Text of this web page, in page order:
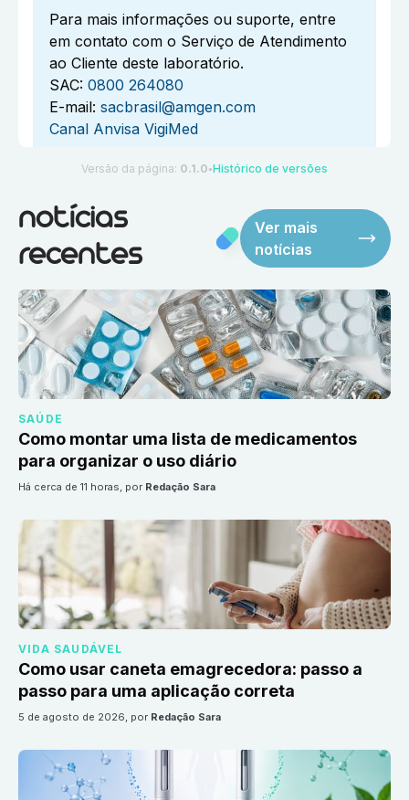
Para mais informações ou suporte, entre
em contato com o Serviço de Atendimento
ao Cliente deste laboratório.
SAC: 0800 264080
E-mail: sacbrasil@amgen.com
Canal Anvisa VigiMed
Versão da página: 0.1.0 ●Histórico de versões
notícias
recentes
Ver mais
notícias
SAÚDE
Como montar uma lista de medicamentos
para organizar o uso diário
há cerca de 11 horas, por Redação Sara
VIDA SAUDÁVEL
Como usar caneta emagrecedora: passo a
passo para uma aplicação correta
5 de agosto de 2026, por Redação Sara